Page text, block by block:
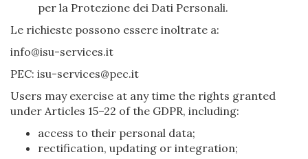
per la Protezione dei Dati Personali.
Le richieste possono essere inoltrate a:
info@isu-services.it
PEC: isu-services@pec.it
Users may exercise at any time the rights granted
under Articles 15–22 of the GDPR, including:
access to their personal data;
rectification, updating or integration;